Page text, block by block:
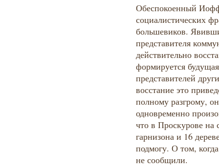
Обеспокоенный
социалистических
большевиков.
представителя
действительно
формируется
представителей
восстание это
полному разгрому,
одновременно
что в Проскурове на
гарнизона и 16
подмогу. О том,
не сообщили.